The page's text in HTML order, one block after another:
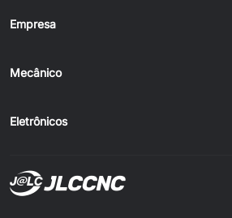
Empresa
Mecânico
Eletrônicos